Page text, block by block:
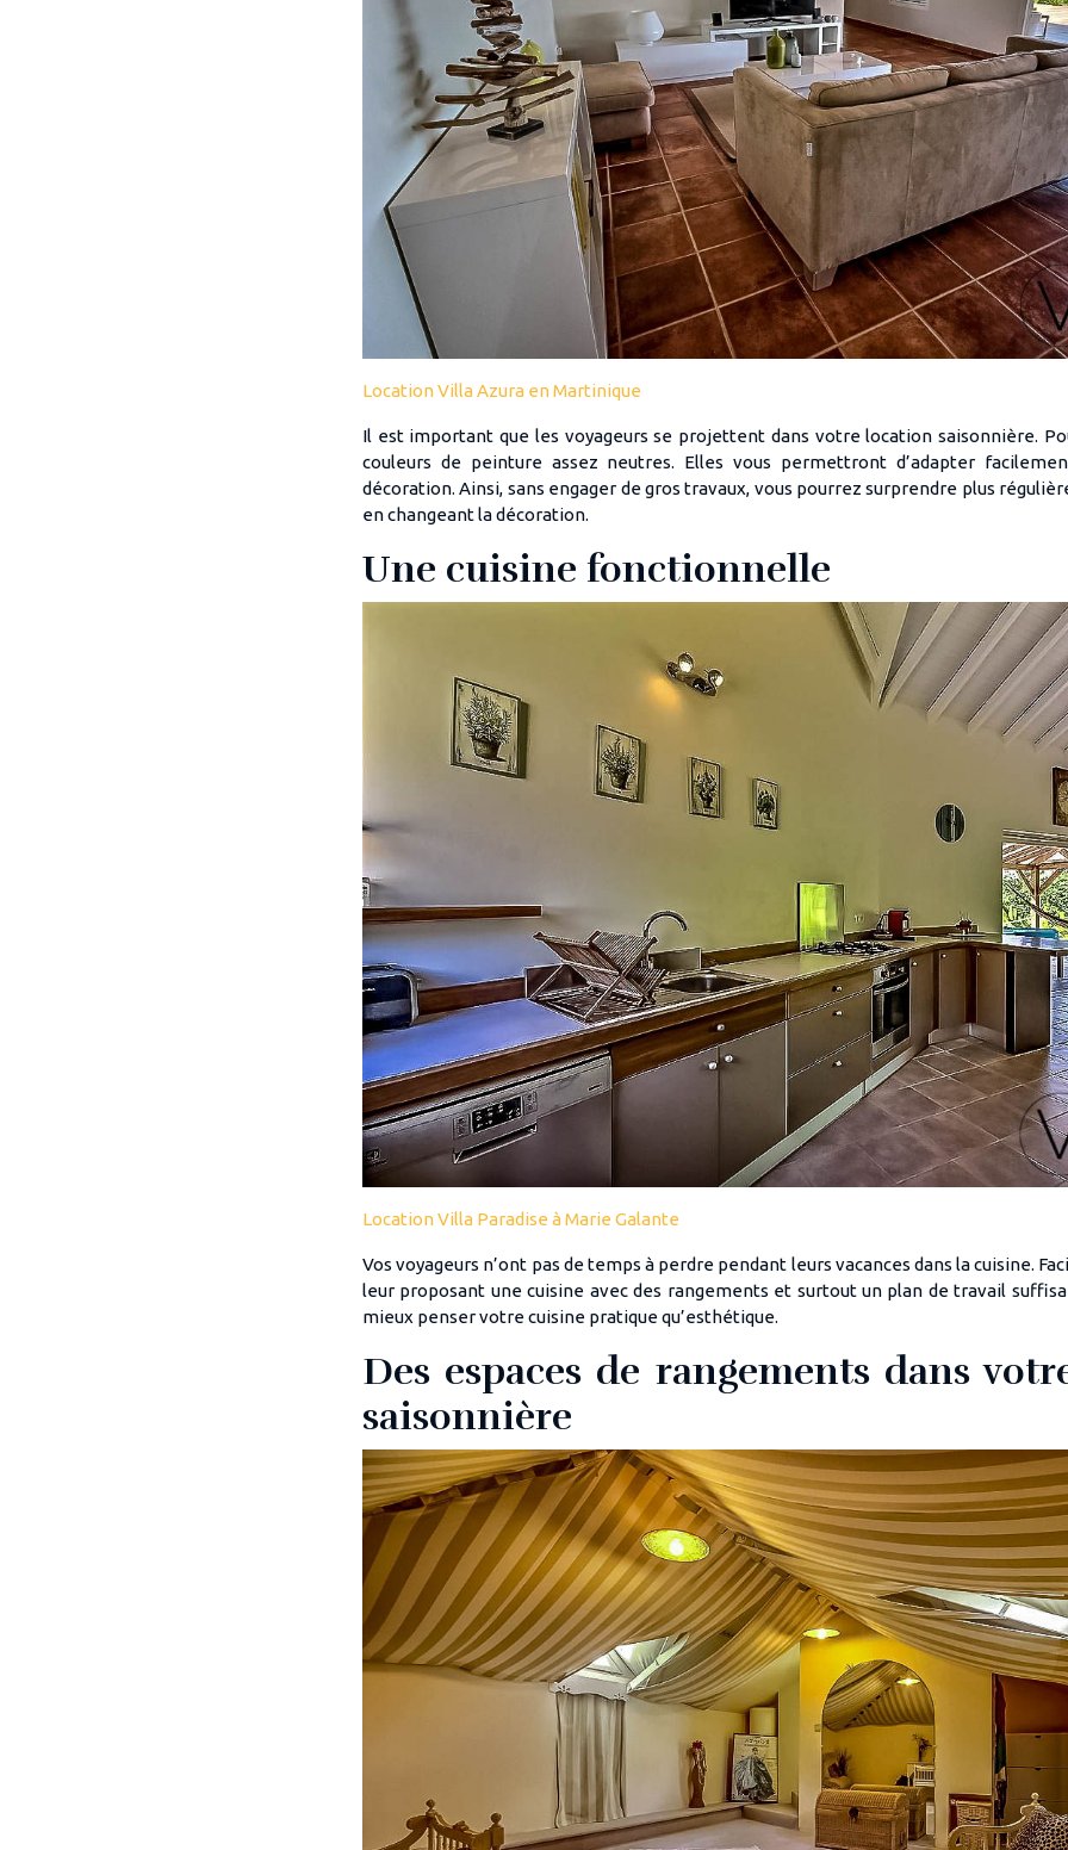
Location Villa Azura en Martinique
Il est important que les voyageurs se projettent dans votre location saisonnière.
couleurs de peinture assez neutres. Elles vous permettront d’adapter
décoration. Ainsi, sans engager de gros travaux, vous pourrez surprendre plus
en changeant la décoration.
Une cuisine fonctionnelle
Location Villa Paradise à Marie Galante
Vos voyageurs n’ont pas de temps à perdre pendant leurs vacances dans la cuisine.
leur proposant une cuisine avec des rangements et surtout un plan de travail
mieux penser votre cuisine pratique qu’esthétique.
Des espaces de rangements dans
saisonnière